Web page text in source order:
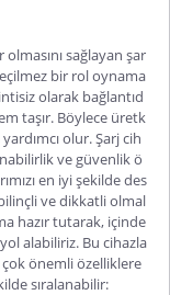
sağlayan şar
bir rol oynama
olarak bağlantıd
taşır. Böylece üretk
olur. Şarj cih
ve güvenlik ö
en iyi şekilde des
ve dikkatli olmal
hazır tutarak, içinde
alabiliriz. Bu cihazla
çok önemli özelliklere
sıralanabilir: